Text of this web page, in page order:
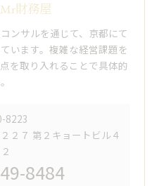
財務屋
ンサルを通じて、京都にて
います。複雑な経営課題を
を取り入れることで具体的
8223
２７ 第２キョートビル４
8484